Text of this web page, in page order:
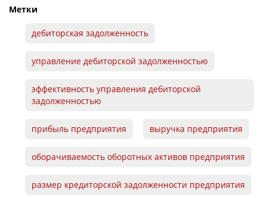
Метки
дебиторская задолженность
управление дебиторской задолженностью
эффективность управления дебиторской
задолженностью
прибыль предприятия выручка предприятия
оборачиваемостьоборотных активов предприятия
размер кредиторской задолженности предприятия